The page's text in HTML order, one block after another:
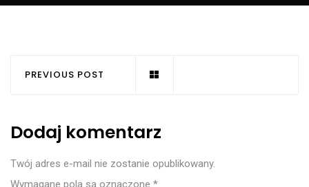
PREVIOUS POST
Dodaj komentarz
Twój adres e-mail nie zostanie opublikowany.
Wymagane pola są oznaczone *